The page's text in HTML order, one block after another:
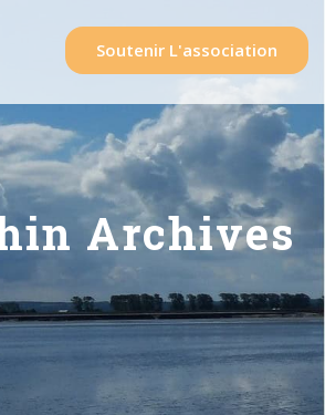
Soutenir L'association
Archives